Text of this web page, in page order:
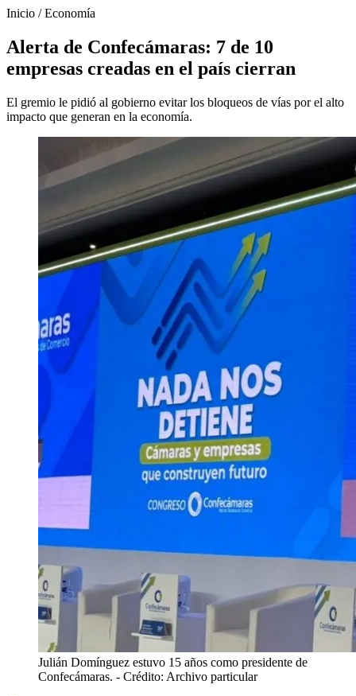
Inicio /Economía
Alerta de Confecámaras: 7 de 10
empresas creadas en el país cierran
El gremio le pidió al gobierno evitar los bloqueos de vías por el alto
impacto que generan en la economía.
Julián Domínguez estuvo 15 años como presidente de
Confecámaras. - Crédito: Archivo particular